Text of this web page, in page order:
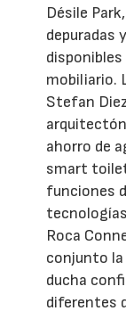
Désile
depuradas
mobiliario.
Stefan
ahorro de
smart
funciones
Roca
conjunto la
ducha
diferentes